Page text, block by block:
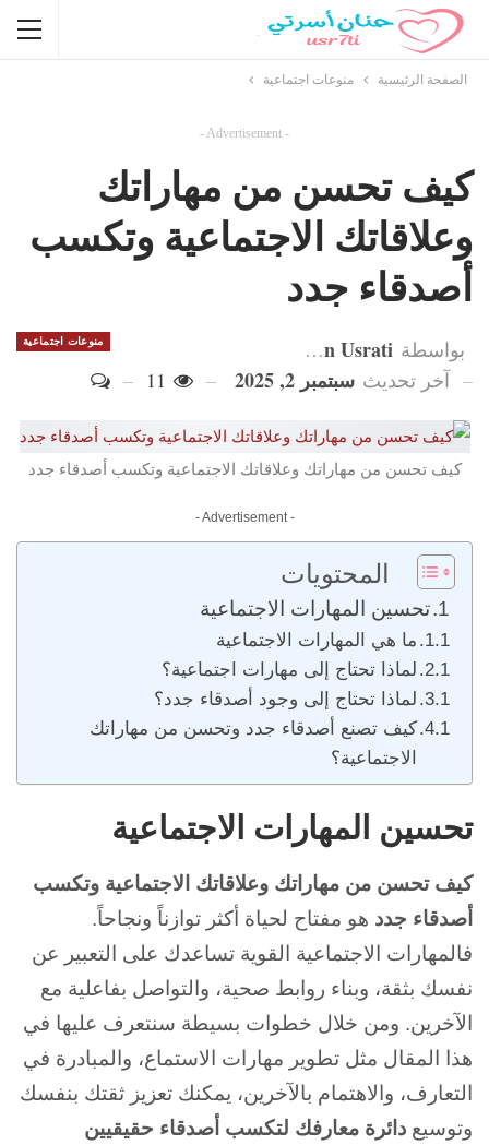
الصفحة الرئيسية منوعات اجتماعية
- Advertisement -
كيف تحسن من مهاراتك
وعلاقاتك الاجتماعية وتكسب
أصدقاء جدد
منوعات اجتماعية بواسطة Hanan Usrati
آخر تحديث سبتمبر 2, 2025
كيف تحسن من مهاراتك وعلاقاتك الاجتماعية وتكسب أصدقاء جدد
- Advertisement -
المحتويات
تحسين المهارات الاجتماعية
ما هي المهارات الاجتماعية
لماذا تحتاج إلى مهارات اجتماعية؟
لماذا تحتاج إلى وجود أصدقاء جدد؟
كيف تصنع أصدقاء جدد وتحسن من مهاراتك
الاجتماعية؟
تحسين المهارات الاجتماعية
كيف تحسن من مهاراتك وعلاقاتك الاجتماعية وتكسب
أصدقاء جدد هو مفتاح لحياة أكثر توازناً ونجاحاً.
فالمهارات الاجتماعية القوية تساعدك على التعبير عن
نفسك بثقة، وبناء روابط صحية، والتواصل بفاعلية مع
الآخرين. ومن خلال خطوات بسيطة سنتعرف عليها في
هذا المقال مثل تطوير مهارات الاستماع، والمبادرة في
التعارف، والاهتمام بالآخرين، يمكنك تعزيز ثقتك بنفسك
وتوسيع دائرة معارفك لتكسب أصدقاء حقيقيين